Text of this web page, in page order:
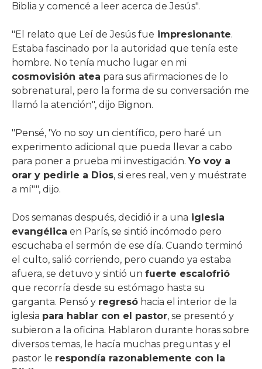
Biblia y comencé a leer acerca de Jesús".
"El relato que Leí de Jesús fue impresionante.
Estaba fascinado por la autoridad que tenía este
hombre. No tenía mucho lugar en mi
cosmovisión atea para sus afirmaciones de lo
sobrenatural, pero la forma de su conversación me
llamó la atención", dijo Bignon.
"Pensé, 'Yo no soy un científico, pero haré un
experimento adicional que pueda llevar a cabo
para poner a prueba mi investigación. Yo voy a
orar y pedirle a Dios, si eres real, ven y muéstrate
a mí"", dijo.
Dos semanas después, decidió ir a una iglesia
evangélica en París, se sintió incómodo pero
escuchaba el sermón de ese día. Cuando terminó
el culto, salió corriendo, pero cuando ya estaba
afuera, se detuvo y sintió un fuerte escalofrió
que recorría desde su estómago hasta su
garganta. Pensó y regresó hacia el interior de la
iglesia para hablar con el pastor, se presentó y
subieron a la oficina. Hablaron durante horas sobre
diversos temas, le hacía muchas preguntas y el
pastor le respondía razonablemente con la